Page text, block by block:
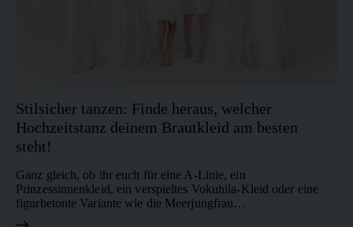
Stilsicher tanzen: Finde heraus, welcher
Hochzeitstanz deinem Brautkleid am besten
steht!
Ganz gleich, ob ihr euch für eine A-Linie, ein
Prinzessinnenkleid, ein verspieltes Vokuhila-Kleid oder eine
figurbetonte Variante wie die Meerjungfrau…